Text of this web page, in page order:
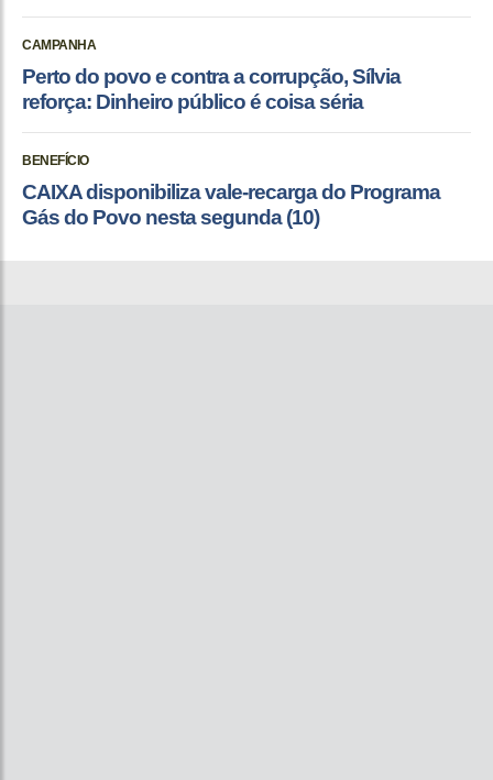
CAMPANHA
Perto do povo e contra a corrupção, Sílvia
reforça: Dinheiro público é coisa séria
BENEFÍCIO
CAIXA disponibiliza vale-recarga do Programa
Gás do Povo nesta segunda (10)